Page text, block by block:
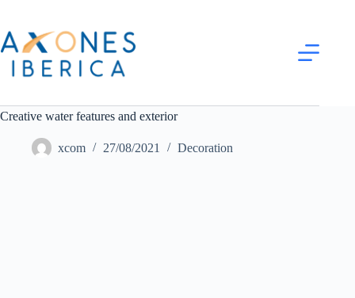
Creative water features and exterior
xcom 27/08/2021 Decoration